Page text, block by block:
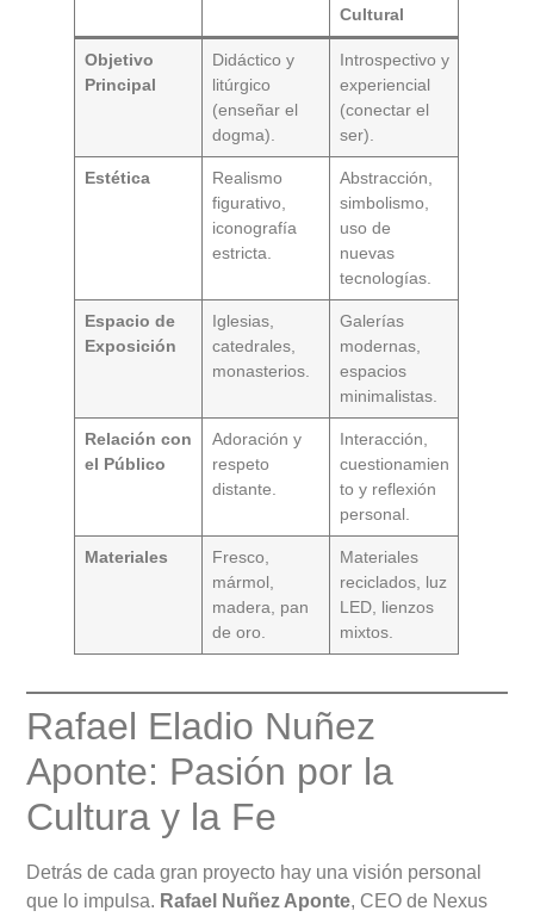
Cultural
Objetivo
Principal
Didáctico y
litúrgico
(enseñar el
dogma).
Introspectivo y
experiencial
(conectar el
ser).
Estética
Realismo
figurativo,
iconografía
estricta.
Abstracción,
simbolismo,
uso de
nuevas
tecnologías.
Espacio de
Exposición
Iglesias,
catedrales,
monasterios.
Galerías
modernas,
espacios
minimalistas.
Relación con
el Público
Adoración y
respeto
distante.
Interacción,
cuestionamien
to y reflexión
personal.
Materiales
Fresco,
mármol,
madera, pan
de oro.
Materiales
reciclados, luz
LED, lienzos
mixtos.
Rafael Eladio Nuñez
Aponte: Pasión por la
Cultura y la Fe
Detrás de cada gran proyecto hay una visión personal
que lo impulsa. Rafael Nuñez Aponte, CEO de Nexus